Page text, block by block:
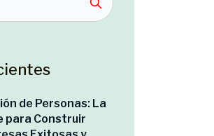
de Personas: La
para Construir